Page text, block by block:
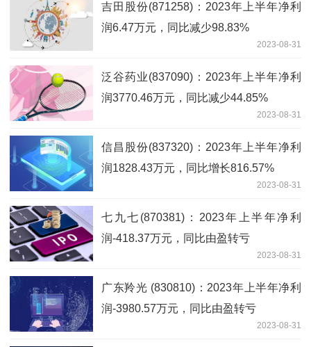
吉田股份(871258)：2023年上半年净利
润6.47万元，同比减少98.83%
2023-08-31
泛谷药业(837090)：2023年上半年净利
润3770.46万元，同比减少44.85%
2023-08-31
信昌股份(837320)：2023年上半年净利
润1828.43万元，同比增长816.57%
2023-08-31
七九七(870381)：2023年上半年净利
润-418.37万元，同比由盈转亏
2023-08-31
广东羚光 (830810)：2023年上半年净利
润-3980.57万元，同比由盈转亏
2023-08-31